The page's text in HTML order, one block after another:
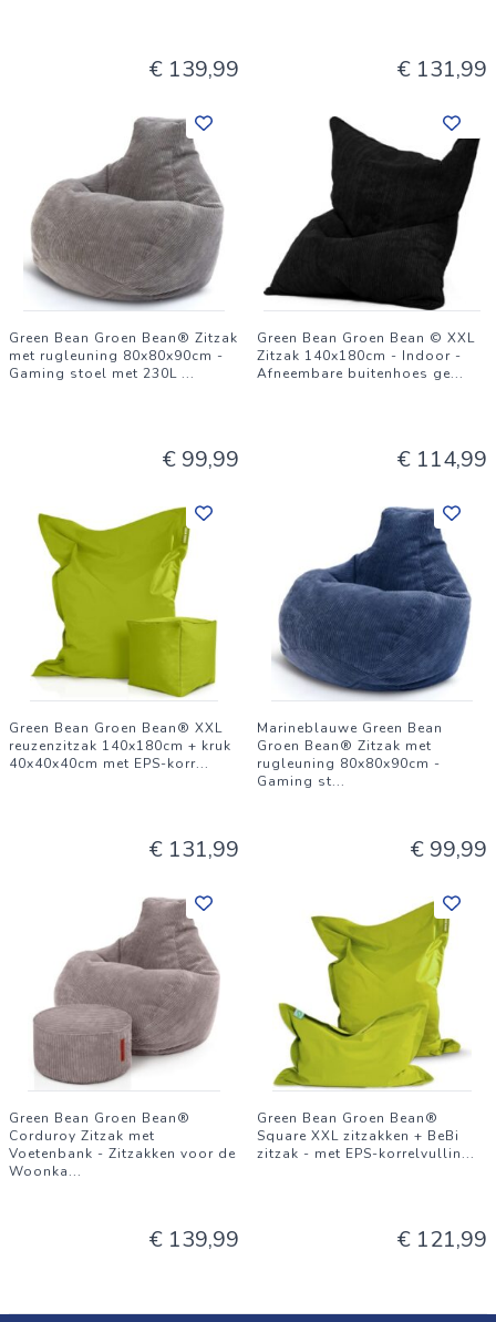
€ 139,99 € 131,99
Green Bean Groen Bean® Zitzak
met rugleuning 80x80x90cm -
Gaming stoel met 230L ...
€ 99,99
Green Bean Groen Bean © XXL
Zitzak 140x180cm - Indoor -
Afneembare buitenhoes ge...
€ 114,99
Green Bean Groen Bean® XXL
reuzenzitzak 140x180cm + kruk
40x40x40cm met EPS-korr...
€ 131,99
Marineblauwe Green Bean
Groen Bean® Zitzak met
rugleuning 80x80x90cm -
Gaming st...
€ 99,99
Green Bean Groen Bean®
Corduroy Zitzak met
Voetenbank - Zitzakken voor de
Woonka...
€ 139,99
Green Bean Groen Bean®
Square XXL zitzakken + BeBi
zitzak - met EPS-korrelvullin...
€ 121,99